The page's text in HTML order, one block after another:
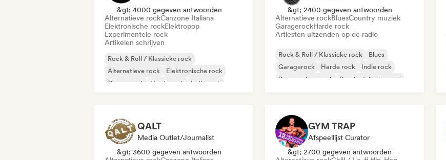
&gt; 4000 gegeven antwoorden
Alternatieve rockCanzone Italiana
Elektronische rockElektropop
Experimentele rock
Artikelen schrijven
Rock & Roll / Klassieke rock
Alternatieve rock
Elektronische rock
Garagerock
Harde rock
Indie rock
&gt; 2400 gegeven antwoorden
Alternatieve rockBluesCountry muziek
GaragerockHarde rock
Artiesten uitzenden op de radio
Rock & Roll / Klassieke rock
Blues
Garagerock
Harde rock
Indie rock
Progressieve rock
Psychedelische rock
QALT
Media Outlet/Journalist
&gt; 3600 gegeven antwoorden
GYM TRAP
Afspeellijst Curator
&gt; 2700 gegeven antwoorden